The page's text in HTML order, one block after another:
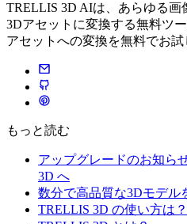
TRELLIS 3D AIは、あらゆる画
3Dアセットに変換する無料ツ
アセットへの変換を無料でお試
もっと読む
アップグレードのお知ら
3D へ
数分で高品質な3Dモデル
TRELLIS 3D の使い方は？